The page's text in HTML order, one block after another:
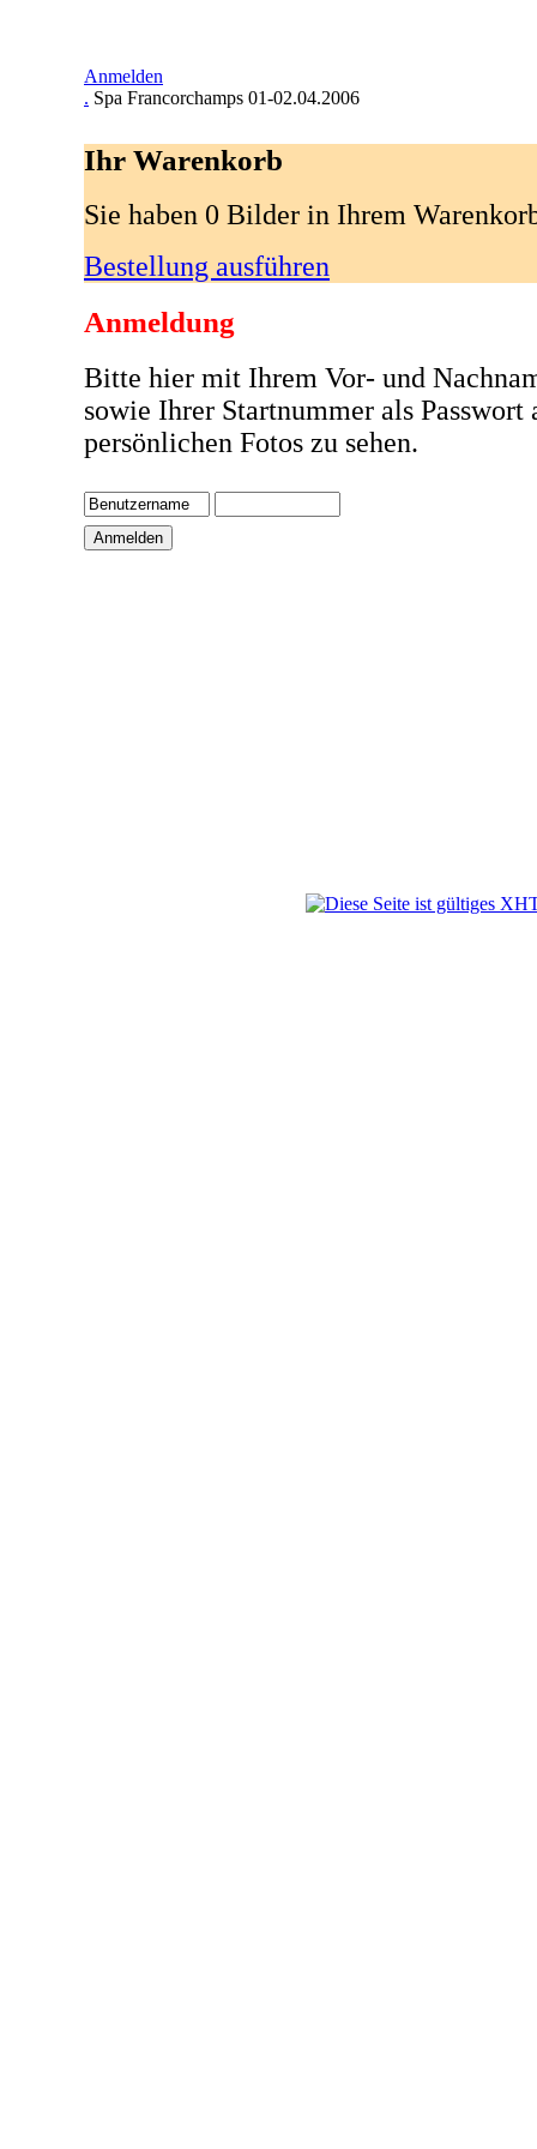
Anmelden
. Spa Francorchamps 01-02.04.2006
Ihr Warenkorb
Sie haben 0 Bilder in Ihrem
Bestellung ausführen
Anmeldung
Bitte hier mit Ihrem Vor- und
sowie Ihrer Startnummer als Passwort
persönlichen Fotos zu sehen.